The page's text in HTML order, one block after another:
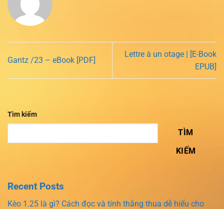
Gantz /23 – eBook [PDF]
Lettre à un otage | [E-Book
EPUB]
Tìm kiếm
TÌM
KIẾM
Recent Posts
Kèo 1.25 là gì? Cách đọc và tính thắng thua dễ hiểu cho